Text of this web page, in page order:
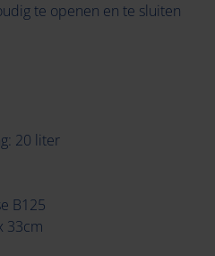
te openen en te sluiten
20 liter
B125
33cm